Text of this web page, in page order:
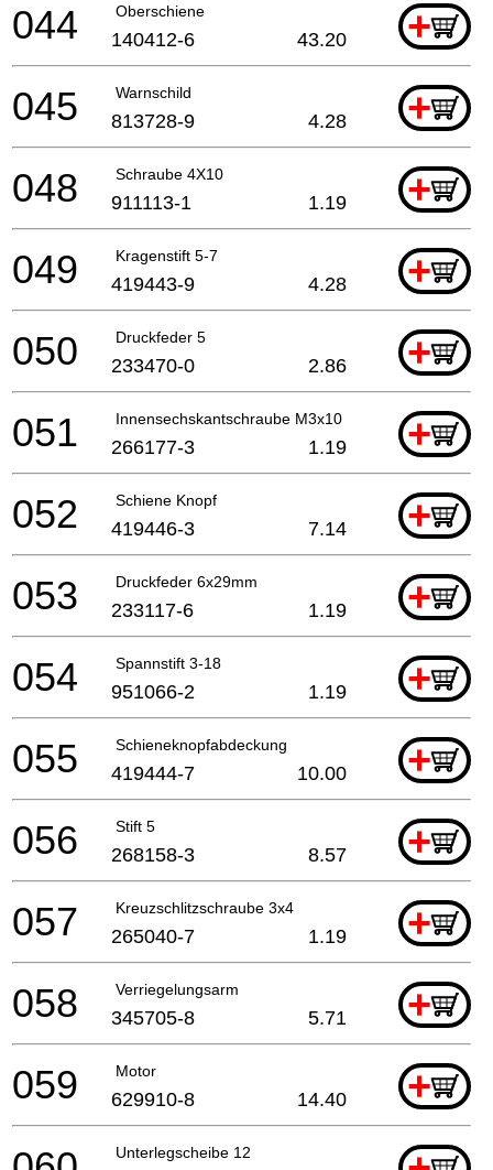
Oberschiene +
044 140412-6 43.20
Warnschild +
045 813728-9 4.28
Schraube 4X10 +
048 911113-1 1.19
Kragenstift 5-7 +
049 419443-9 4.28
Druckfeder 5 +
050 233470-0 2.86
Innensechskantschraube M3x10 +
051 266177-3 1.19
Schiene Knopf +
052 419446-3 7.14
Druckfeder 6x29mm +
053 233117-6 1.19
Spannstift 3-18 +
054 951066-2 1.19
Schieneknopfabdeckung +
055 419444-7 10.00
Stift 5 +
056 268158-3 8.57
Kreuzschlitzschraube 3x4 +
057 265040-7 1.19
Verriegelungsarm +
058 345705-8 5.71
Motor +
059 629910-8 14.40
Unterlegscheibe 12